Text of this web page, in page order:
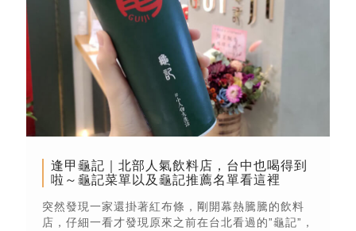
逢甲龜記｜北部人氣飲料店，台中也喝得到
啦～龜記菜單以及龜記推薦名單看這裡
突然發現一家還掛著紅布條，剛開幕熱騰騰的飲料
店，仔細一看才發現原來之前在台北看過的”龜記”，